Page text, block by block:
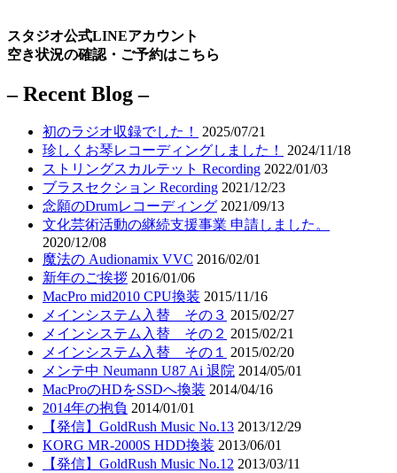
スタジオ公式LINEアカウント
空き状況の確認・ご予約はこちら
– Recent Blog –
初のラジオ収録でした！
2025/07/21
珍しくお琴レコーディングしました！
2024/11/18
ストリングスカルテット Recording 2022/01/03
ブラスセクション Recording 2021/12/23
念願のDrumレコーディング 2021/09/13
文化芸術活動の継続支援事業 申請しました。
2020/12/08
魔法の Audionamix VVC 2016/02/01
新年のご挨拶 2016/01/06
MacPro mid2010 CPU換装 2015/11/16
メインシステム入替 その３ 2015/02/27
メインシステム入替 その２ 2015/02/21
メインシステム入替 その１ 2015/02/20
メンテ中 Neumann U87 Ai 退院 2014/05/01
MacProのHDをSSDへ換装 2014/04/16
2014年の抱負 2014/01/01
【発信】GoldRush Music No.13 2013/12/29
KORG MR-2000S HDD換装 2013/06/01
【発信】GoldRush Music No.12 2013/03/11